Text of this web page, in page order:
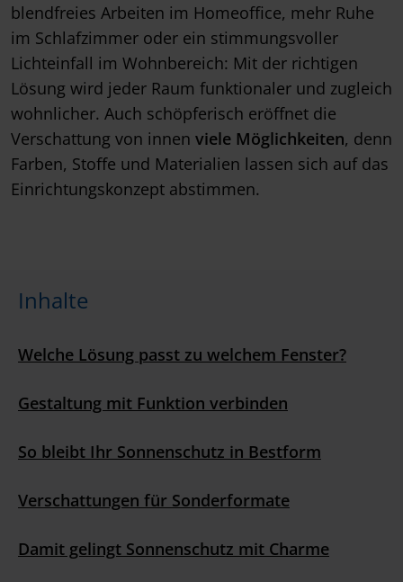
blendfreies Arbeiten im Homeoffice, mehr Ruhe
im Schlafzimmer oder ein stimmungsvoller
Lichteinfall im Wohnbereich: Mit der richtigen
Lösung wird jeder Raum funktionaler und zugleich
wohnlicher. Auch schöpferisch eröffnet die
Verschattung von innen viele Möglichkeiten, denn
Farben, Stoffe und Materialien lassen sich auf das
Einrichtungskonzept abstimmen.
Inhalte
Welche Lösung passt zu welchem Fenster?
Gestaltung mit Funktion verbinden
So bleibt Ihr Sonnenschutz in Bestform
Verschattungen für Sonderformate
Damit gelingt Sonnenschutz mit Charme